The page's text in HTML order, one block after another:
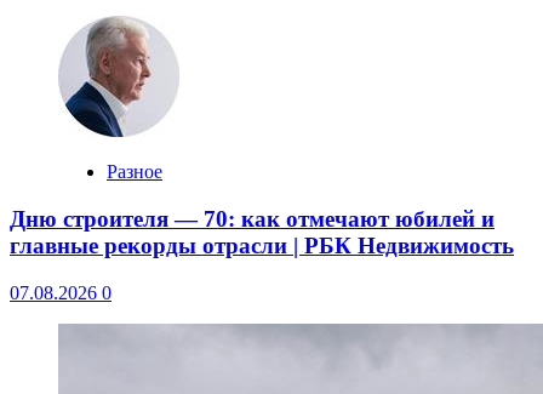
Разное
Дню строителя — 70: как отмечают юбилей и
главные рекорды отрасли | РБК Недвижимость
07.08.2026 0